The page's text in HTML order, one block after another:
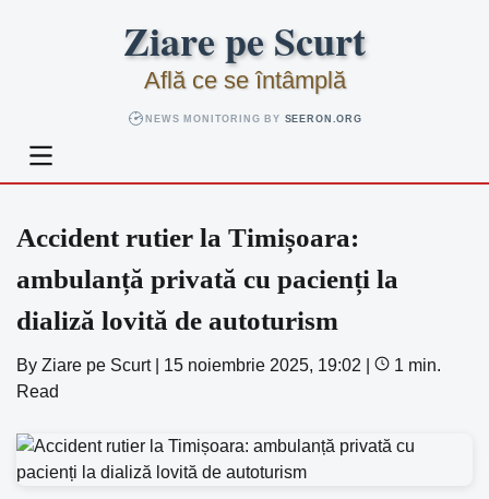
Ziare pe Scurt
Află ce se întâmplă
NEWS MONITORING BY SEERON.ORG
Accident rutier la Timișoara:
ambulanță privată cu pacienți la
dializă lovită de autoturism
By Ziare pe Scurt 15 noiembrie 2025, 19:02
1 min.
Read